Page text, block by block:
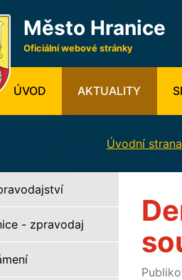
Město Hranice
Oficiální webové stránky
ÚVOD(CURRENT)AKTUALITY
Úvodní strana
- zpravodaj